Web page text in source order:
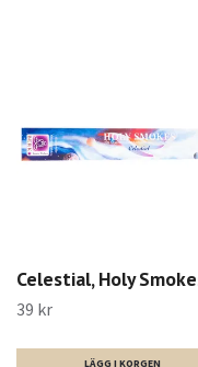
Celestial, Holy
39 kr